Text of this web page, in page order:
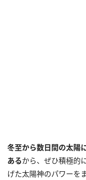
冬至から数日間の太陽
あるから、ぜひ積極
げた太陽神のパワーを